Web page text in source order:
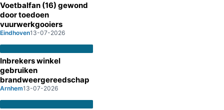
Voetbalfan (16) gewond
door toedoen
vuurwerkgooiers
Eindhoven13-07-2026
Inbrekers winkel
gebruiken
brandweergereedschap
Arnhem13-07-2026